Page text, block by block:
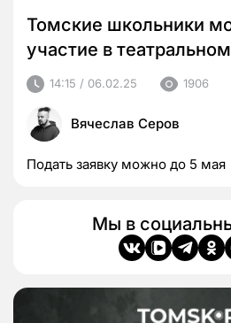
Томские школьники
участие в
14:15 / 06.02.25 1906
Вячеслав Серов
Подать заявку можно до 5 мая
Мы в